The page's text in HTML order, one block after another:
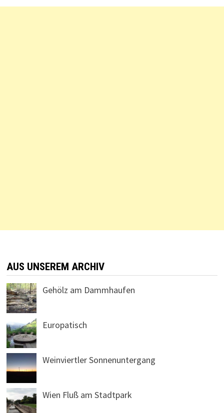
AUS UNSEREM ARCHIV
Gehölz am Dammhaufen
Europatisch
Weinviertler Sonnenuntergang
Wien Fluß am Stadtpark